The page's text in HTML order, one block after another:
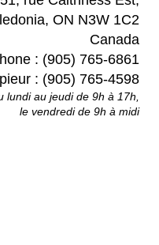
ON N3W 1C2
Canada
: (905) 765-6861
: (905) 765-4598
au jeudi de 9h à 17h,
le vendredi de 9h à midi